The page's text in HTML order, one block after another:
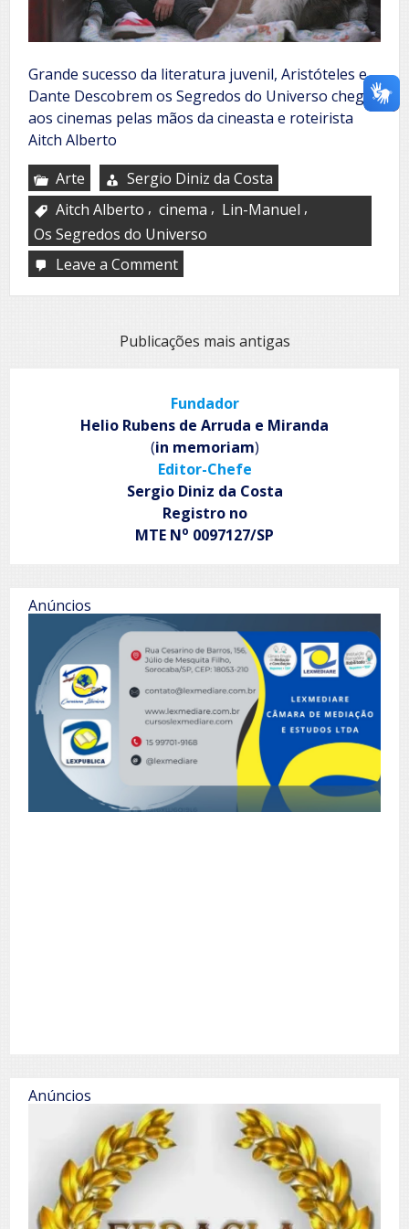
Grande sucesso da literatura juvenil, Aristóteles e
Dante Descobrem os Segredos do Universo chega
aos cinemas pelas mãos da cineasta e roteirista
Aitch Alberto
Arte
Sergio Diniz da Costa
Aitch Alberto , cinema , Lin-Manuel ,
Os Segredos do Universo
Leave a Commenton
Segredos
Universo
NavegaçãoPublicações mais antigas
Fundador
Helio Rubens de Arruda e Miranda
(in memoriam)
Editor-Chefe
Sergio Diniz da Costa
Registro no
MTE No 0097127/SP
Anúncios
Anúncios